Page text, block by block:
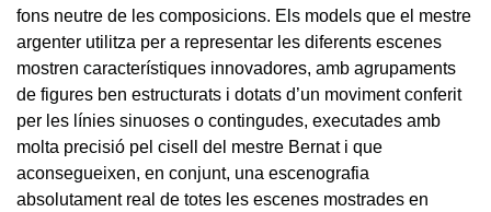
fons neutre de les composicions. Els models que el mestre
argenter utilitza per a representar les diferents escenes
mostren característiques innovadores, amb agrupaments
de figures ben estructurats i dotats d’un moviment conferit
per les línies sinuoses o contingudes, executades amb
molta precisió pel cisell del mestre Bernat i que
aconsegueixen, en conjunt, una escenografia
absolutament real de totes les escenes mostrades en